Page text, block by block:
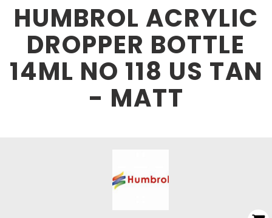
HUMBROL ACRYLIC
DROPPER BOTTLE
14ML NO 118 US TAN
- MATT